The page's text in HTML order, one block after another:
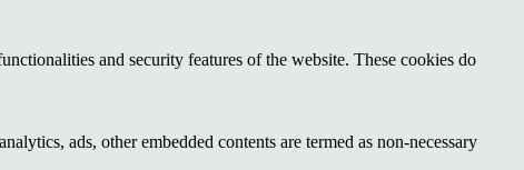
and security features of the website. These cookies do
ads, other embedded contents are termed as non-necessary